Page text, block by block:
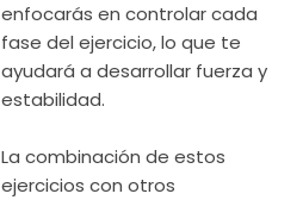
enfocarás en controlar cada
fase del ejercicio, lo que te
ayudará a desarrollar fuerza y
estabilidad.
La combinación de estos
ejercicios con otros